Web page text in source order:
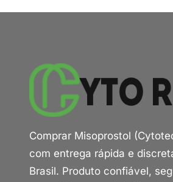
Comprar Misoprostol
com entrega rápida e
Brasil. Produto confiável,